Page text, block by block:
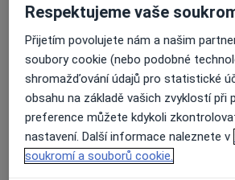
Celkové vyšetření
Detaily
Diagnostické testy
Detaily
Diagnostické vyšetření
Detaily
Respektujeme vaše
Přijetím povolujete nám a našim
soubory cookie (nebo podobné
shromažďování údajů pro statistické
obsahu na základě vašich zvyklostí při
preference můžete kdykoli
nastavení. Další informace naleznete v
soukromí a souborů cookie.